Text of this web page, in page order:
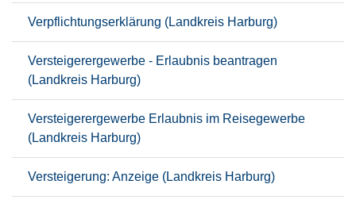
Verpflichtungserklärung (Landkreis Harburg)
Versteigerergewerbe - Erlaubnis beantragen
(Landkreis Harburg)
Versteigerergewerbe Erlaubnis im Reisegewerbe
(Landkreis Harburg)
Versteigerung: Anzeige (Landkreis Harburg)